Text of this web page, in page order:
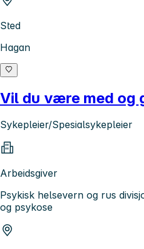
Sted
Hagan
Vil du være med og
Sykepleier/Spesialsykepleier
Arbeidsgiver
Psykisk helsevern og rus
og psykose